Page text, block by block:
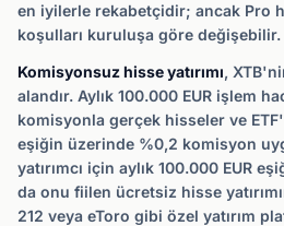
en iyilerle rekabetçidir; ancak Pro
koşulları kuruluşa göre değişebilir.
Komisyonsuz hisse yatırımı,
alandır. Aylık 100.000 EUR işlem
komisyonla gerçek hisseler ve
eşiğin üzerinde %0,2 komisyon
yatırımcı için aylık 100.000 EUR
da onu fiilen ücretsiz hisse
212 veya eToro gibi özel yatırım